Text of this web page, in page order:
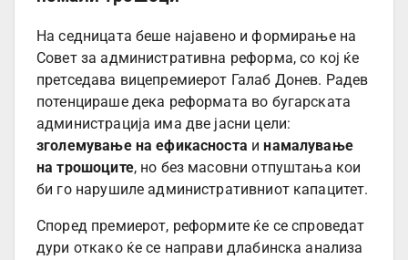
На седницата беше најавено и формирање на
Совет за административна реформа, со кој ќе
претседава вицепремиерот Галаб Донев. Радев
потенцираше дека реформата во бугарската
администрација има две јасни цели:
зголемување на ефикасноста инамалување
на трошоците, но без масовни отпуштања кои
би го нарушиле административниот капацитет.
Според премиерот, реформите ќе се спроведат
дури откако ќе се направи длабинска анализа